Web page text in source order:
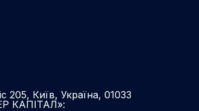
205, Київ, Україна, 01033
КАПІТАЛ»: